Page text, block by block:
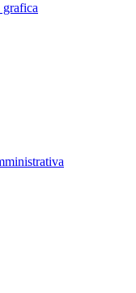
grafica